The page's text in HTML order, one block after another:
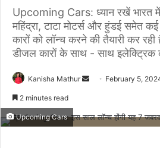
Upcoming Cars: ध्यान रखें भारत
महिंद्रा, टाटा मोटर्स और हुंडई समेत
कारों को लॉन्च करने की तैयारी कर
डीजल कारों के साथ - साथ इलेक्ट्रिक
Kanisha Mathur
Send February 5,
2 minutes read
Upcoming Cars